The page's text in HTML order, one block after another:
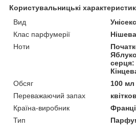
Користувальницькі
Вид
Унісекс
Клас парфумерії
Нішева
Ноти
Обсяг
100 мл
Переважаючий запах
Країна-виробник
Тип